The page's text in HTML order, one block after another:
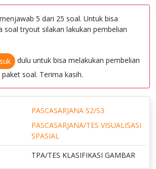
5 dari 25 soal. Untuk bisa
soal tryout silakan lakukan pembelian
dulu untuk bisa melakukan pembelian
paket soal. Terima kasih.
PASCASARJANA S2/S3
PASCASARJANA/TES VISUALISASI
SPASIAL
TPA/TES KLASIFIKASI GAMBAR